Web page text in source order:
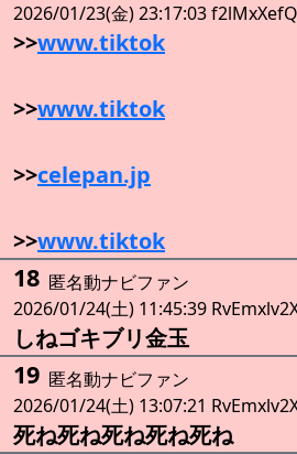
2026/01/23(金) 23:17:03
>>www.tiktok
>>www.tiktok
>>celepan.jp
>>www.tiktok
18 匿名動ナビファン
2026/01/24(土) 11:45:39
しねゴキブリ金玉
19 匿名動ナビファン
2026/01/24(土) 13:07:21
死ね死ね死ね死ね死ね